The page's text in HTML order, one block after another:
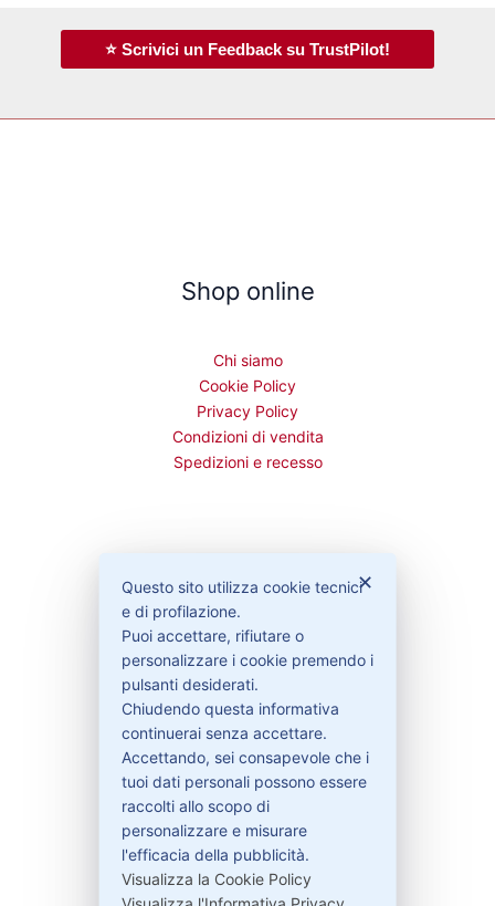
⭐ Scrivici un Feedback su TrustPilot!
Shop online
Chi siamo
Cookie Policy
Privacy Policy
Condizioni di vendita
Spedizioni e recesso
Contattaci
Garanzie
Contatti
329-30.78.513
info@pitdriver.com
✕
Questo sito utilizza cookie tecnici
e di profilazione.
Puoi accettare, rifiutare o
personalizzare i cookie premendo i
pulsanti desiderati.
Chiudendo questa informativa
continuerai senza accettare.
Accettando, sei consapevole che i
tuoi dati personali possono essere
raccolti allo scopo di
personalizzare e misurare
l'efficacia della pubblicità.
Visualizza la Cookie Policy